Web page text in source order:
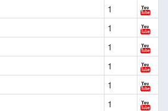
1
1
1
1
1
1